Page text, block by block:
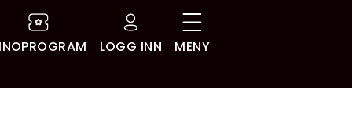
LOGG INN MENY